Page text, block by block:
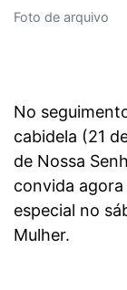
Foto de arquivo
No
cabidela (21
de Nossa
convida
especial no
Mulher.